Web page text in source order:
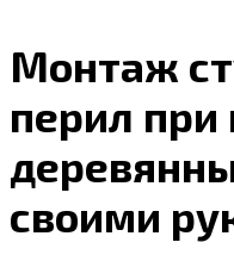
Монтаж
перил при
своими